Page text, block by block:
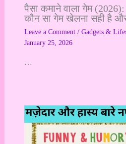
पैसा कमाने वाला गेम
कौन सा गेम खेलना सही है
Leave a Comment / Gadgets &
January 25, 2026
…